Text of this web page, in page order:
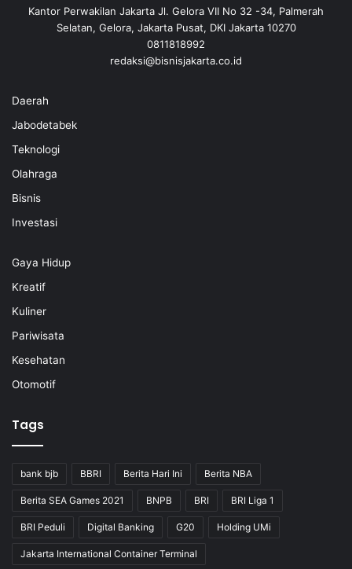
Kantor Perwakilan Jakarta Jl. Gelora VII No 32 -34, Palmerah
Selatan, Gelora, Jakarta Pusat, DKI Jakarta 10270
0811818992
redaksi@bisnisjakarta.co.id
Daerah
Jabodetabek
Teknologi
Olahraga
Bisnis
Investasi
Gaya Hidup
Kreatif
Kuliner
Pariwisata
Kesehatan
Otomotif
Tags
bank bjb BBRI Berita Hari Ini Berita NBA
Berita SEA Games 2021 BNPB BRI BRI Liga 1
BRI Peduli Digital Banking G20 Holding UMi
Jakarta International Container Terminal